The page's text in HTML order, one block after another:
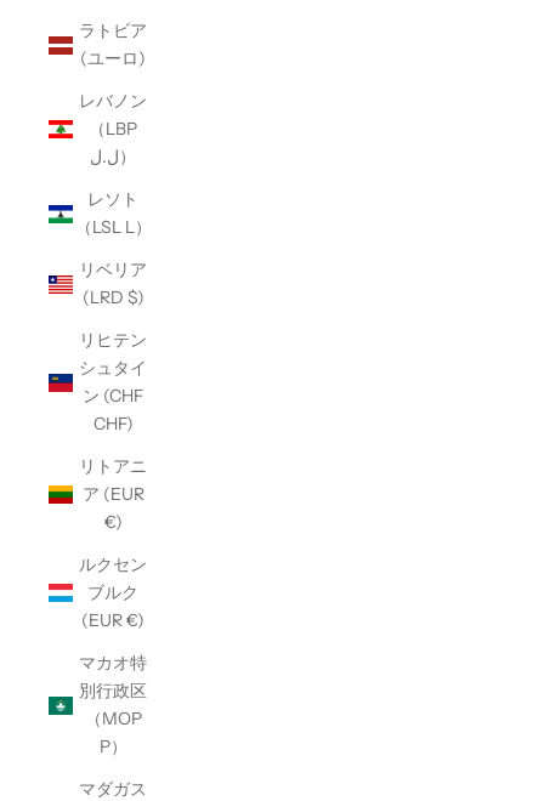
ラトビア
(ユーロ)
レバノン
（LBP
ل.ل）
レソト
（LSL L）
リベリア
(LRD $)
リヒテン
シュタイ
ン (CHF
CHF)
リトアニ
ア (EUR
€)
ルクセン
ブルク
(EUR €)
マカオ特
別行政区
（MOP
P）
マダガス